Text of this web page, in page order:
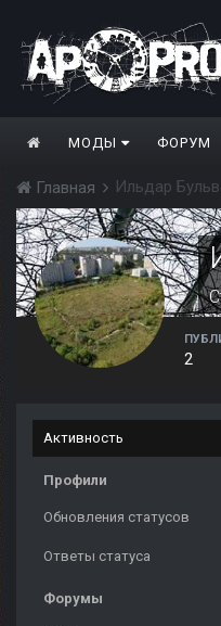
МОДЫ ФОРУМ
Главная Ильдар
2
Активность
Профили
Обновления статусов
Ответы статуса
Форумы